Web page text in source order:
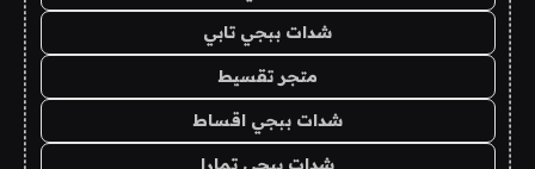
شدات ببجي تابي
متجر تقسيط
شدات ببجي اقساط
شدات ببجي تمارا